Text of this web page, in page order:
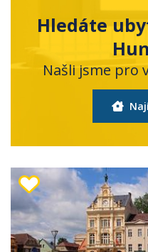
Hledáte
Našli jsme pro